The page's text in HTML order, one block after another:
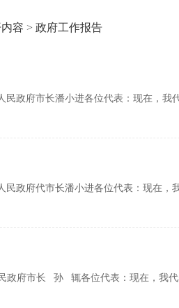
容 > 政府工作报告
政府市长潘小进各位代表：现在，我
政府代市长潘小进各位代表：现在，
府市长 孙 辄各位代表：现在，我